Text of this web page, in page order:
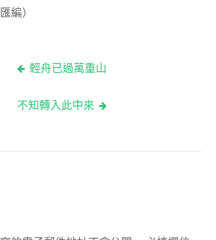
編）
輕舟已過萬重山
不知轉入此中來